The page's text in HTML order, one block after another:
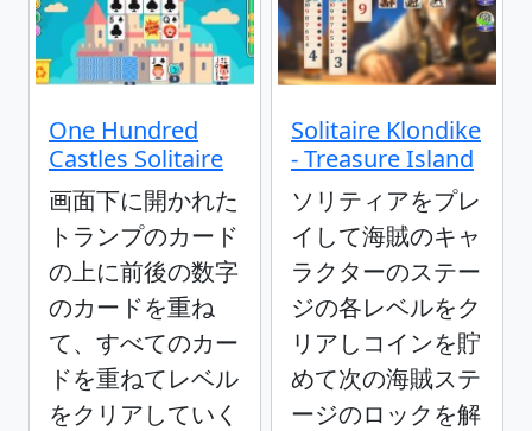
One Hundred
Castles Solitaire
画面下に開かれた
トランプのカード
の上に前後の数字
のカードを重ね
て、すべてのカー
ドを重ねてレベル
をクリアしていく
Solitaire Klondike
- Treasure Island
ソリティアをプレ
イして海賊のキャ
ラクターのステー
ジの各レベルをク
リアしコインを貯
めて次の海賊ステ
ージのロックを解